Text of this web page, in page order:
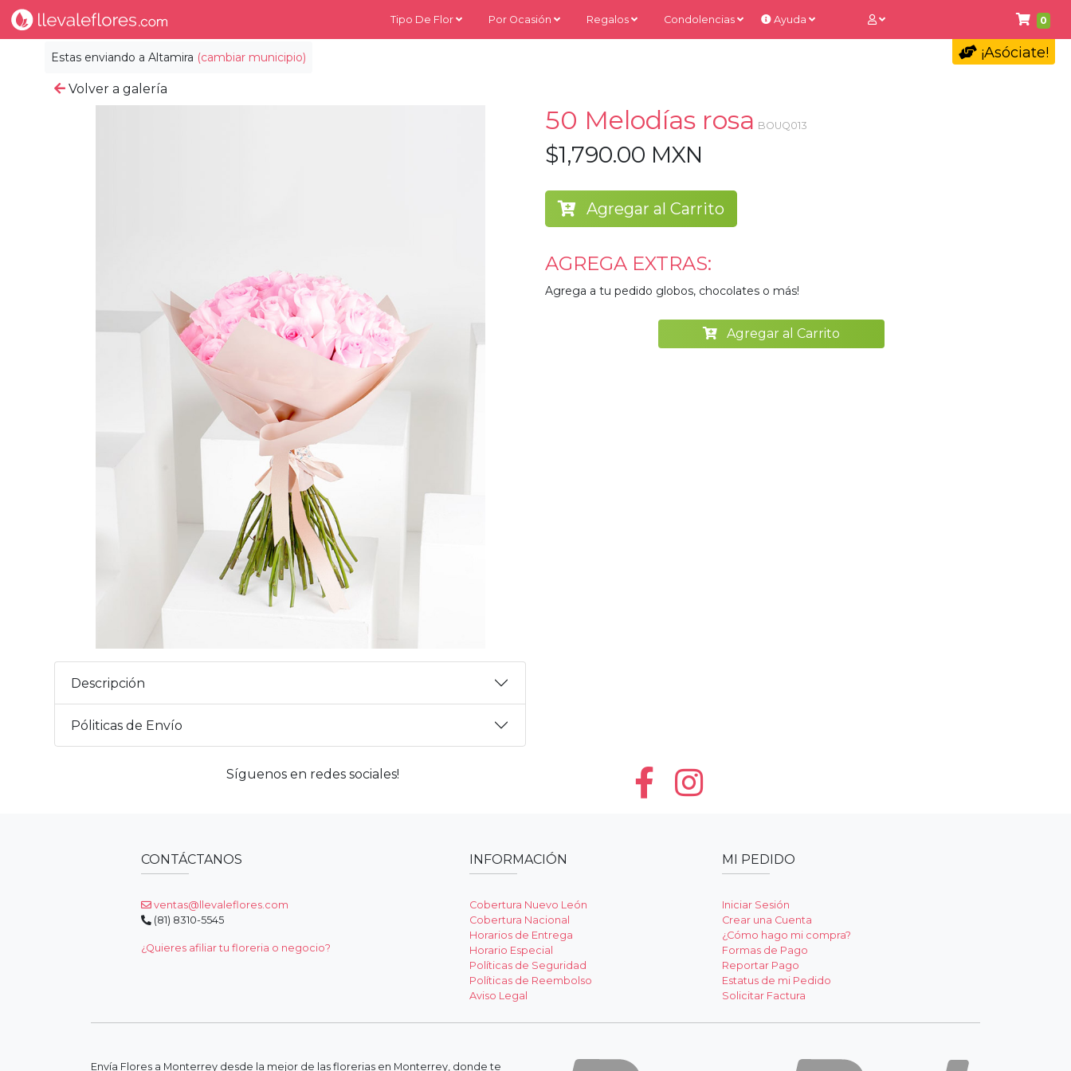
0
Estas enviando a Altamira (cambiar municipio)
Tipo De Flor Por Ocasión Regalos Condolencias Ayuda
¡Asóciate!
Volver a galería
Descripción
Póliticas de Envío
50 Melodías rosa BOUQ013
$1,790.00 MXN
Agregar al Carrito
AGREGA EXTRAS:
Agrega a tu pedido globos, chocolates o más!
Agregar al Carrito
Síguenos en redes sociales!
CONTÁCTANOS
ventas@llevaleflores.com
(81) 8310-5545
¿Quieres afiliar tu floreria o negocio?
INFORMACIÓN
Cobertura Nuevo León
Cobertura Nacional
Horarios de Entrega
Horario Especial
Políticas de Seguridad
Políticas de Reembolso
Aviso Legal
MI PEDIDO
Iniciar Sesión
Crear una Cuenta
¿Cómo hago mi compra?
Formas de Pago
Reportar Pago
Estatus de mi Pedido
Solicitar Factura
Envía Flores a Monterrey desde la mejor de las florerias en Monterrey, donde te